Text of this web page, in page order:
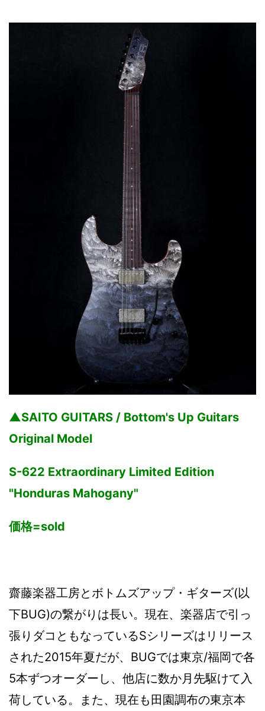
▲SAITO GUITARS / Bottom's Up Guitars
Original Model
S-622 Extraordinary Limited Edition
"Honduras Mahogany"
価格=sold
齋藤楽器工房とボトムズアップ・ギターズ(以
下BUG)の繋がりは長い。現在、楽器店で引っ
張りダコともなっているSシリーズはリリース
された2015年夏だが、BUGでは東京/福岡で各
5本ずつオーダーし、他店に数か月先駆けて入
荷している。また、現在も田園調布の東京本